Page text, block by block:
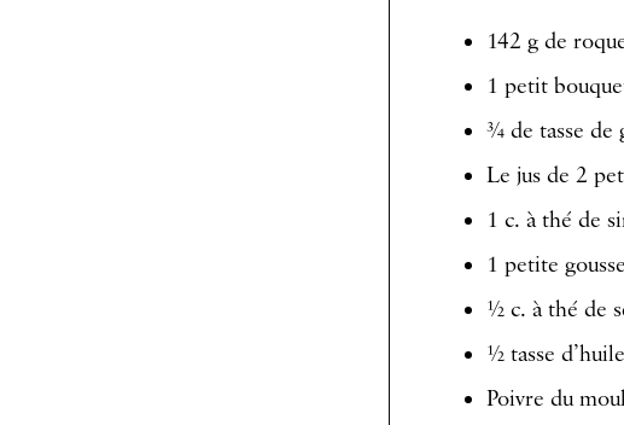
142 g de
1 petit
¾ de tasse de
Le jus de 2
1 c. à thé de
1 petite
½ c. à thé de
½ tasse
Poivre du